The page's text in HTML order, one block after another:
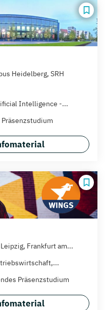
Heidelberg, SRH
Intelligence -...
Frankfurt am...
Präsenzstudium